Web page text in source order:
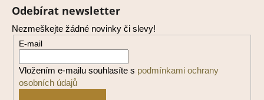
Odebírat newsletter
Nezmeškejte žádné novinky či slevy!
E-mail
Vložením e-mailu souhlasíte s podmínkami ochrany
osobních údajů